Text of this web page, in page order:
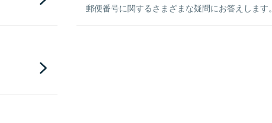
郵便番号に関するさまざまな疑問にお答えします。